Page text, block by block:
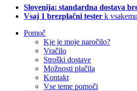
Slovenija: standardna dostava
Vsaj 1 brezplačni tester k
Pomoč
Kje je moje naročilo?
Vračilo
Stroški dostave
Možnosti plačila
Kontakt
Vse teme pomoči